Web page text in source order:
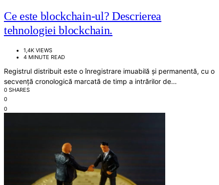
Ce este blockchain-ul? Descrierea
tehnologiei blockchain.
1,4K VIEWS
4 MINUTE READ
Registrul distribuit este o înregistrare imuabilă și permanentă, cu o
secvență cronologică marcată de timp a intrărilor de…
0 SHARES
0
0